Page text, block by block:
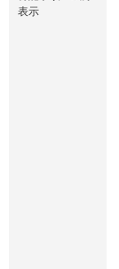
表示